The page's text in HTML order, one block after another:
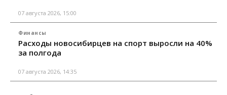
07 августа 2026, 15:00
Финансы
Расходы новосибирцев на спорт выросли на 40%
за полгода
07 августа 2026, 14:35